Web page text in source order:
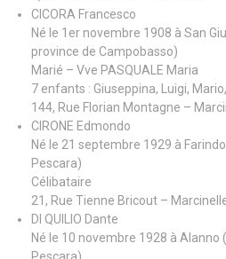
CICORA Francesco
Né le 1er novembre 1908 à San
province de Campobasso)
Marié – Vve PASQUALE Maria
7 enfants : Giuseppina, Luigi,
144, Rue Florian Montagne –
CIRONE Edmondo
Né le 21 septembre 1929 à
Pescara)
Célibataire
21, Rue Tienne Bricout –
DI QUILIO Dante
Né le 10 novembre 1928 à